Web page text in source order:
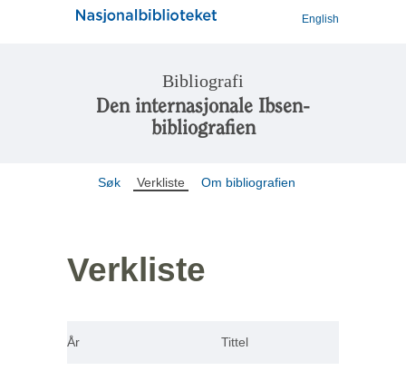
English
Bibliografi
Den internasjonale Ibsen-
bibliografien
Søk Verkliste Om bibliografien
Verkliste
År Tittel